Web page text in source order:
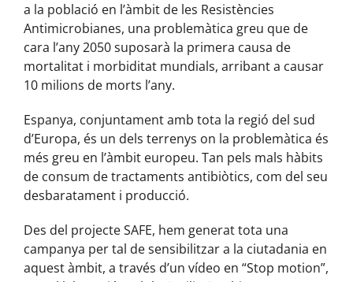
a la població en l’àmbit de les Resistències
Antimicrobianes, una problemàtica greu que de
cara l’any 2050 suposarà la primera causa de
mortalitat i morbiditat mundials, arribant a causar
10 milions de morts l’any.
Espanya, conjuntament amb tota la regió del sud
d’Europa, és un dels terrenys on la problemàtica és
més greu en l’àmbit europeu. Tan pels mals hàbits
de consum de tractaments antibiòtics, com del seu
desbaratament i producció.
Des del projecte SAFE, hem generat tota una
campanya per tal de sensibilitzar a la ciutadania en
aquest àmbit, a través d’un vídeo en “Stop motion”,